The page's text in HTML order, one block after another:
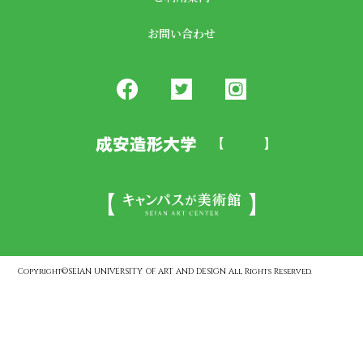
お問い合わせ
Copyright©SEIAN UNIVERSITY OF ART AND DESIGN All Rights Reserved.